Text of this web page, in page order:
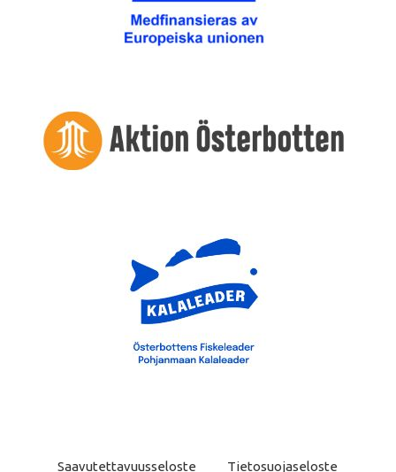
Saavutettavuusseloste Tietosuojaseloste